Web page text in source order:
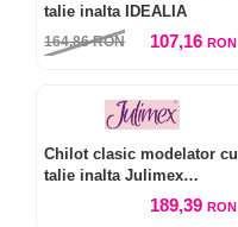
talie inalta IDEALIA
164,86RON 107,16 RON
Chilot clasic modelator cu
talie inalta Julimex
Shapewear 251189,39 RON